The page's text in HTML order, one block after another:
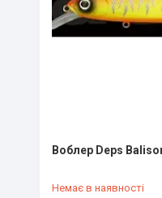
Воблер Deps
Немає в наявності